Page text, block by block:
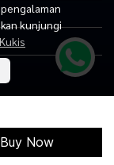
Buy Now
kunjungi
by MWE